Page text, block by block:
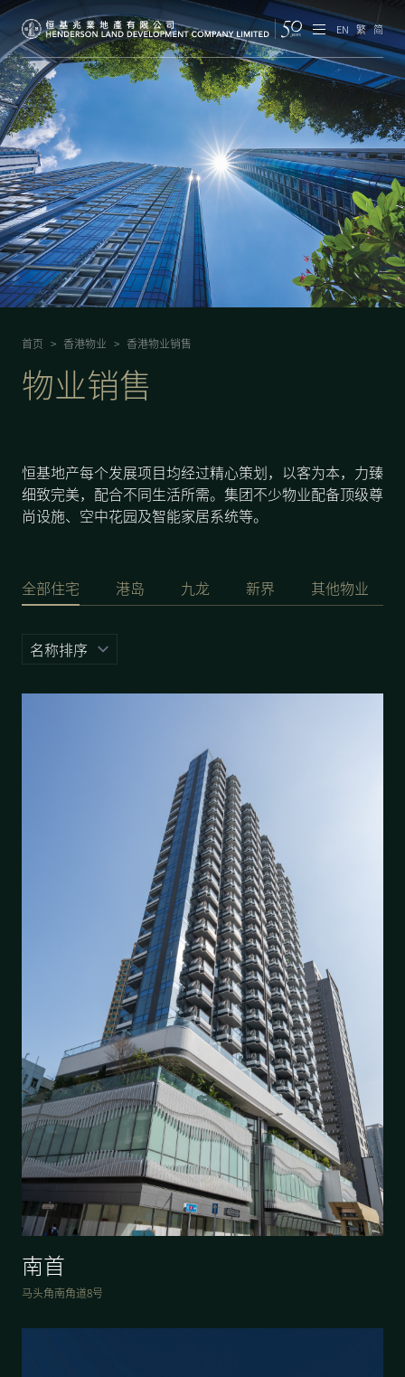
EN 繁 简
集团概览
投资者资讯
香港物业
内地物业
企业管治
品牌理念
联络我们 网页连结
首页 > 香港物业 > 香港物业销售
物业销售
恒基地产每个发展项目均经过精心策划，以客为本，力臻
细致完美，配合不同生活所需。集团不少物业配备顶级尊
尚设施、空中花园及智能家居系统等。
全部住宅 港岛 九龙 新界 其他物业
南首
马头角南角道8号